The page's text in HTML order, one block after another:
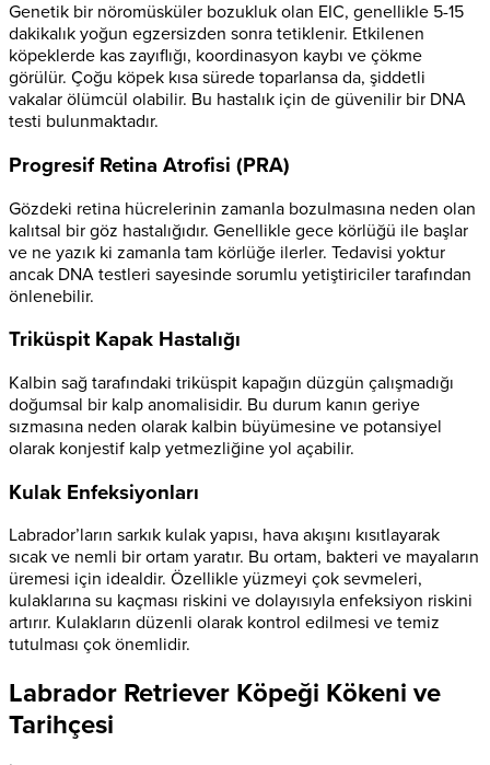
Genetik bir nöromüsküler bozukluk olan EIC, genellikle 5-15
dakikalık yoğun egzersizden sonra tetiklenir. Etkilenen
köpeklerde kas zayıflığı, koordinasyon kaybı ve çökme
görülür. Çoğu köpek kısa sürede toparlansa da, şiddetli
vakalar ölümcül olabilir. Bu hastalık için de güvenilir bir DNA
testi bulunmaktadır.
Progresif Retina Atrofisi (PRA)
Gözdeki retina hücrelerinin zamanla bozulmasına neden olan
kalıtsal bir göz hastalığıdır. Genellikle gece körlüğü ile başlar
ve ne yazık ki zamanla tam körlüğe ilerler. Tedavisi yoktur
ancak DNA testleri sayesinde sorumlu yetiştiriciler tarafından
önlenebilir.
Triküspit Kapak Hastalığı
Kalbin sağ tarafındaki triküspit kapağın düzgün çalışmadığı
doğumsal bir kalp anomalisidir. Bu durum kanın geriye
sızmasına neden olarak kalbin büyümesine ve potansiyel
olarak konjestif kalp yetmezliğine yol açabilir.
Kulak Enfeksiyonları
Labrador’ların sarkık kulak yapısı, hava akışını kısıtlayarak
sıcak ve nemli bir ortam yaratır. Bu ortam, bakteri ve mayaların
üremesi için idealdir. Özellikle yüzmeyi çok sevmeleri,
kulaklarına su kaçması riskini ve dolayısıyla enfeksiyon riskini
artırır. Kulakların düzenli olarak kontrol edilmesi ve temiz
tutulması çok önemlidir.
Labrador Retriever Köpeği Kökeni ve
Tarihçesi